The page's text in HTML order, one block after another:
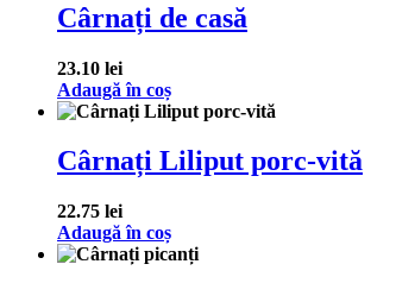
Cârnați de casă
23.10 lei
Adaugă în coș
Cârnați Liliput porc-vită
22.75 lei
Adaugă în coș